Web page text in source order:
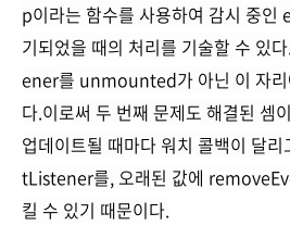
p이라는 함수를 사용하여 감시 중
기되었을 때의 처리를 기술할 수 있
ener를 unmounted가 아닌 이 자리
다.이로써 두 번째 문제도 해결된
업데이트될 때마다 워치 콜백이 달
tListener를, 오래된 값에
킬 수 있기 때문이다.